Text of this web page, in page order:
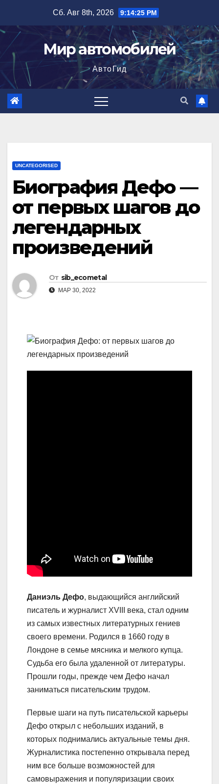
содержимому
Сб. Авг 8th, 2026 9:14:26 PM
Мир автомобилей
АвтоГид
UNCATEGORISED
Биография Дефо —
от первых шагов до
легендарных
произведений
От sib_ecometal
МАР 30, 2022
Даниэль Дефо, выдающийся английский
писатель и журналист XVIII века, стал одним
из самых известных литературных гениев
своего времени. Родился в 1660 году в
Лондоне в семье мясника и мелкого купца.
Судьба его была удаленной от литературы.
Прошли годы, прежде чем Дефо начал
заниматься писательским трудом.
Первые шаги на путь писательской карьеры
Дефо открыл с небольших изданий, в
которых поднимались актуальные темы дня.
Журналистика постепенно открывала перед
ним все больше возможностей для
самовыражения и популяризации своих